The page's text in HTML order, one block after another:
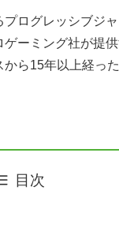
ログレッシブジ
ーミング社が提
ら15年以上経っ
目次